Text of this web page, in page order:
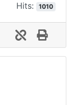
Hits: 1010